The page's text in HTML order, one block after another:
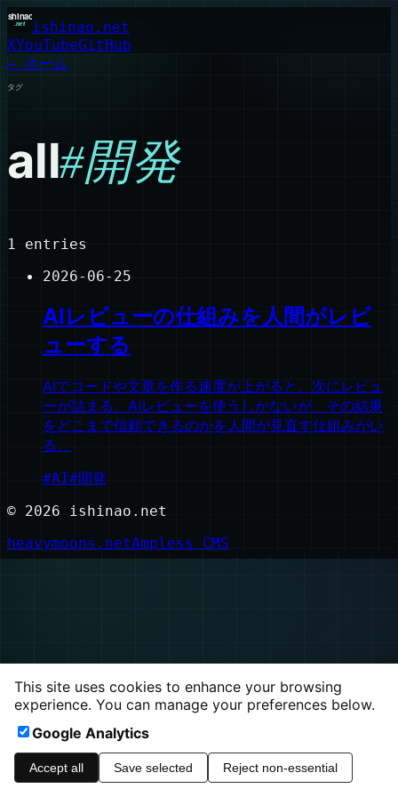
ishinao.net
XYouTubeGitHub
← ホーム
タグ
all#開発
1
entries
2026-06-25
AIレビューの仕組みを人間がレビ
ューする
AIでコードや文章を作る速度が上がると、次にレビュ
ーが詰まる。AIレビューを使うしかないが、その結果
をどこまで信頼できるのかを人間が見直す仕組みがい
る。
#AI#開発
© 2026
ishinao.net
heavymoons.netAmpless CMS
This site uses cookies to enhance your browsing
experience. You can manage your preferences below.
Google Analytics
Accept all Save selected Reject non-essential